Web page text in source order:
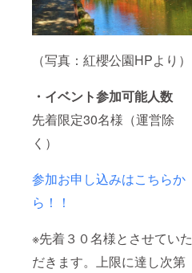
（写真：紅櫻公園HPより）
・イベント参加可能人数
先着限定30名様（運営除
く）
参加お申し込みはこちらか
ら！！
※先着３０名様とさせていた
だきます。上限に達し次第